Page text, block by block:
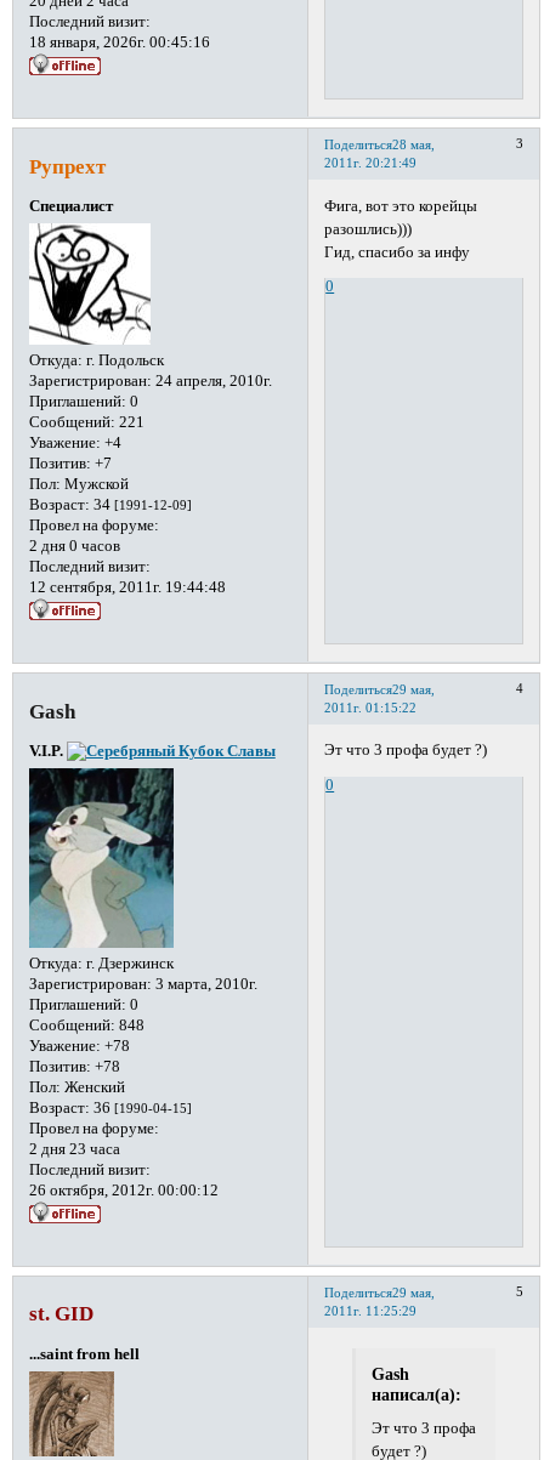
Последний визит:
18 января, 2026г. 00:45:16
Поделиться 3
28 мая,
2011г. 20:21:49
Рупрехт
Специалист
Откуда: г. Подольск
Зарегистрирован: 24 апреля, 2010г.
Приглашений: 0
Сообщений: 221
Уважение: +4
Позитив: +7
Пол: Мужской
Возраст: 34 [1991-12-09]
Провел на форуме:
2 дня 0 часов
Последний визит:
12 сентября, 2011г. 19:44:48
Фига, вот это корейцы
разошлись)))
Гид, спасибо за инфу
0
Поделиться 4
29 мая,
2011г. 01:15:22
Gash
V.I.P.
Откуда: г. Дзержинск
Зарегистрирован: 3 марта, 2010г.
Приглашений: 0
Сообщений: 848
Уважение: +78
Позитив: +78
Пол: Женский
Возраст: 36 [1990-04-15]
Провел на форуме:
2 дня 23 часа
Последний визит:
26 октября, 2012г. 00:00:12
Эт что 3 профа будет ?)
0
Поделиться 5
29 мая,
2011г. 11:25:29
st. GID
...saint from hell
Gash
написал(а):
Эт что 3 профа
будет ?)